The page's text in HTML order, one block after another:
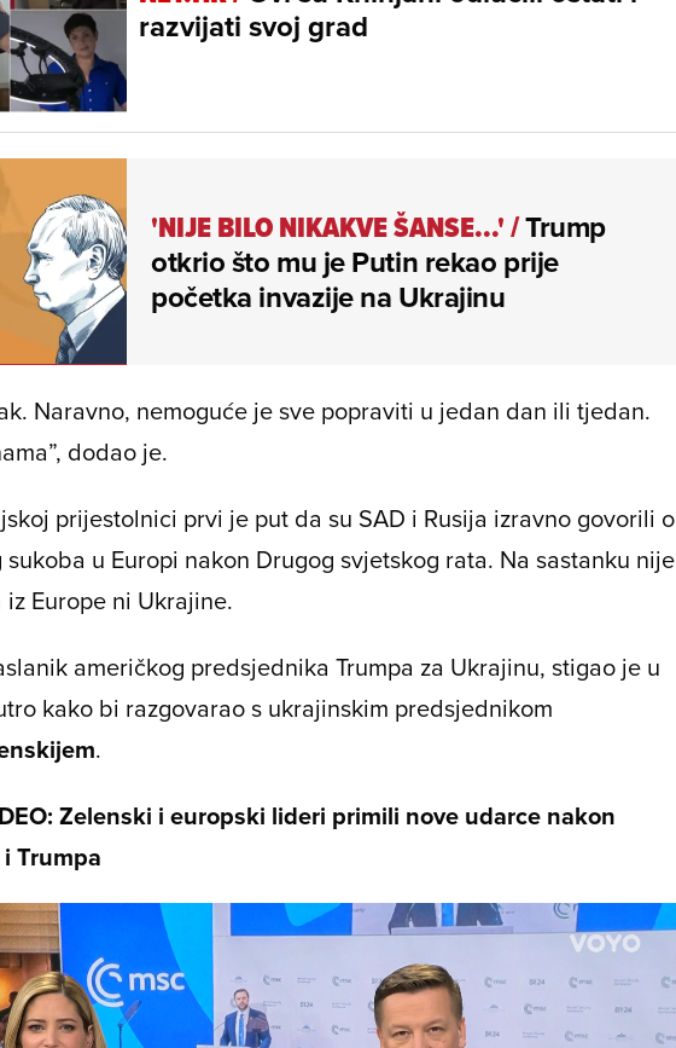
razvijati svoj grad
'NIJE BILO NIKAKVE ŠANSE...'/Trump
otkrio što mu je Putin rekao prije
početka invazije na Ukrajinu
Naravno, nemoguće je sve popraviti u jedan dan ili tjedan.
dodao je.
prijestolnici prvi je put da su SAD i Rusija izravno govorili o
u Europi nakon Drugog svjetskog rata. Na sastanku nije
Europe ni Ukrajine.
američkog predsjednika Trumpa za Ukrajinu, stigao je u
kako bi razgovarao s ukrajinskim predsjednikom
.
Zelenski i europski lideri primili nove udarce nakon
Trumpa